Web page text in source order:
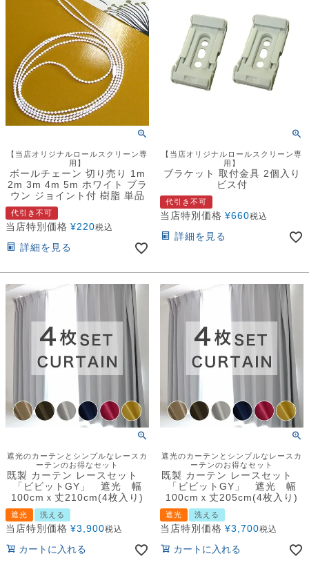
【当店オリジナルロールスクリーン専
用】
ボールチェーン 切り売り 1m
2m 3m 4m 5m ホワイト ブラ
ウン ジョイント付 樹脂 単品
代引き不可
当店特別価格 ¥220税込
詳細を見る
【当店オリジナルロールスクリーン専
用】
ブラケット 取付金具 2個入り
ビス付
代引き不可
当店特別価格 ¥660税込
詳細を見る
遮光のカーテンとシンプルなレースカ
ーテンのお得なセット
既製 カーテン レースセット
「ビビットGY」 遮光 幅
100cmｘ丈210cm(4枚入り)
遮光 洗える
当店特別価格 ¥3,900税込
カートに入れる
遮光のカーテンとシンプルなレースカ
ーテンのお得なセット
既製 カーテン レースセット
「ビビットGY」 遮光 幅
100cmｘ丈205cm(4枚入り)
遮光 洗える
当店特別価格 ¥3,700税込
カートに入れる